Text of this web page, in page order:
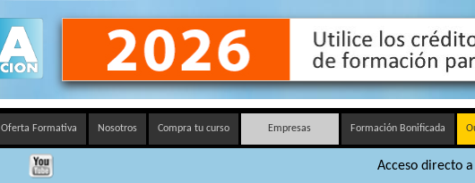
Oferta Formativa Nosotros Compra tu curso Empresas Formación Bonificada
Acceso directo